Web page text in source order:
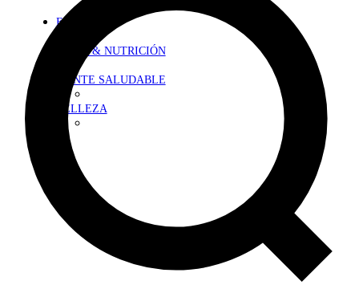
EN FORMA
DIETA & NUTRICIÓN
MENTE SALUDABLE
BELLEZA